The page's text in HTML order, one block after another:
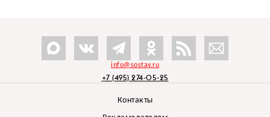
info@sostav.ru
+7 (495) 274-05-25
Контакты